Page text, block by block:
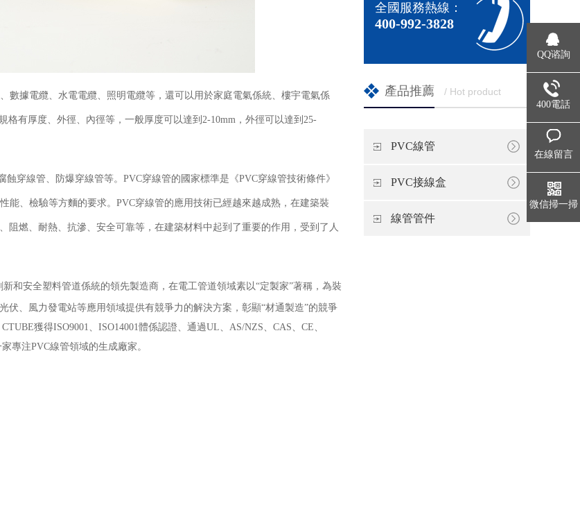
據電纜、水電電纜、照明電纜等，還可以用於家庭電氣係統、樓宇電氣係
有厚度、外徑、內徑等，一般厚度可以達到2-10mm，外徑可以達到25-
穿線管、防爆穿線管等。PVC穿線管的國家標準是《PVC穿線管技術條件》
能、檢驗等方麵的要求。PVC穿線管的應用技術已經越來越成熟，在建築裝
燃、耐熱、抗滲、安全可靠等，在建築材料中起到了重要的作用，受到了人
和安全塑料管道係統的領先製造商，在電工管道領域素以“定製家”著稱，為裝
、風力發電站等應用領域提供有競爭力的解決方案，彰顯“材通製造”的競爭
獲得ISO9001、ISO14001體係認證、通過UL、AS/NZS、CAS、CE、
專注PVC線管領域的生成廠家。
全國服務熱線：
400-992-3828
產品推薦 / Hot product
PVC線管
PVC接線盒
線管管件
QQ谘詢
400電話
在線留言
微信掃一掃